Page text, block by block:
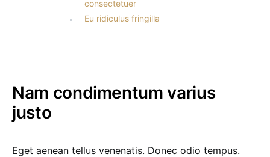
consectetuer
Eu ridiculus fringilla
Nam condimentum varius
justo
Eget aenean tellus venenatis. Donec odio tempus.